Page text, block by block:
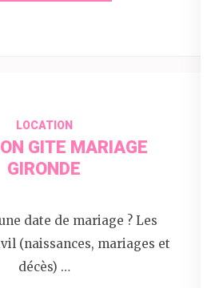
LOCATION
GITE MARIAGE
GIRONDE
date de mariage ? Les
(naissances, mariages et
décès) …